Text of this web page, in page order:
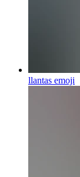
llantas emoji